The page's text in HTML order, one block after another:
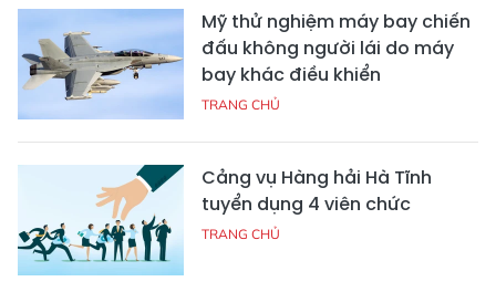
Mỹ thử nghiệm máy bay chiến
đấu không người lái do máy
bay khác điều khiển
TRANG CHỦ
Cảng vụ Hàng hải Hà Tĩnh
tuyển dụng 4 viên chức
TRANG CHỦ